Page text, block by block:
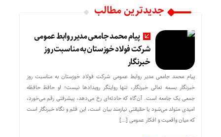
جدیدترین مطالب
پیام محمد جامعی مدیر روابط عمومی
شرکت فولاد خوزستان به مناسبت روز
خبرنگار
پیام محمد جامعی مدیر روابط عمومی شرکت فولاد خوزستان به مناسبت روز
خبرنگار بسمه تعالی خبرنگار، تنها روایتگر رویدادها نیست؛ او حافظ حافظه
جمعی یک جامعه است. آن‌گاه که حادثه‌ای رخ می‌دهد، پیشرفتی رقم می‌خورد،
امیدی متولد می‌شود یا حقیقتی نیازمند بیان است، این قلم و نگاه خبرنگار است
که میان واقعیت و افکار عمومی […]